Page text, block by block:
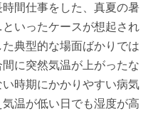
間仕事をした、真夏の暑
いったケースが想起され
典型的な場面ばかりでは
に突然気温が上がったな
時期にかかりやすい病気
温が低い日でも湿度が高